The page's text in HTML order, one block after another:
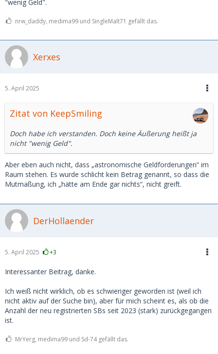
"wenig Geld".
nrw_daddy, medima99 und SingleMalt71 gefällt das.
Xerxes
5. April 2025
Zitat von KeepSmiling
Doch habe ich verstanden. Doch keine Äußerung heißt ja
nicht "wenig Geld".
Aber eben auch nicht, dass „astronomische Geldforderungen“ im
Raum stehen. Es wurde schlicht kein Betrag genannt, so dass die
Mutmaßung, ich „hätte am Ende gar nichts“, nicht greift.
DerHollaender
5. April 2025 +3
Interessanter Beitrag, danke.
Ich weiß nicht wirklich, ob es schwieriger geworden ist (weil ich
nicht aktiv auf der Suche bin), aber für mich scheint es, als ob die
Anzahl der neu registrierten SBs seit 2023 (stark) zurückgegangen
ist.
MrYerg, medima99 und Sd-74 gefällt das.